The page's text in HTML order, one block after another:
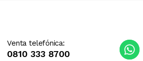
Venta telefónica:
0810 333 8700